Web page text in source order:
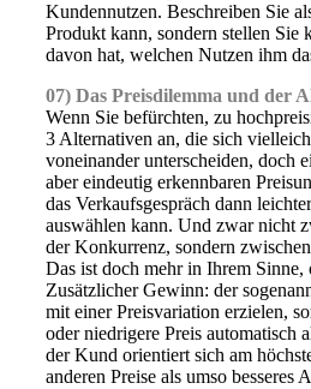
Kundennutzen. Beschreiben Sie
Produkt kann, sondern stellen Sie
davon hat, welchen Nutzen ihm
07) Das Preisdilemma und der
Wenn Sie befürchten, zu
3 Alternativen an, die sich
voneinander unterscheiden, doch
aber eindeutig erkennbaren
das Verkaufsgespräch dann
auswählen kann. Und zwar nicht
der Konkurrenz, sondern
Das ist doch mehr in Ihrem Sinne,
Zusätzlicher Gewinn: der
mit einer Preisvariation erzielen,
oder niedrigere Preis automatisch
der Kund orientiert sich am
anderen Preise als umso besseres